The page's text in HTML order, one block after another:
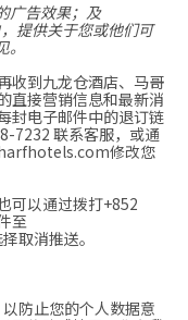
广告效果；及
提供关于您或他们可
收到九龙仓酒店、马哥
直接营销信息和最新消
封电子邮件中的退订链
7232 联系客服，或通
修改您
可以通过拨打+852
至
取消推送。
防止您的个人数据意